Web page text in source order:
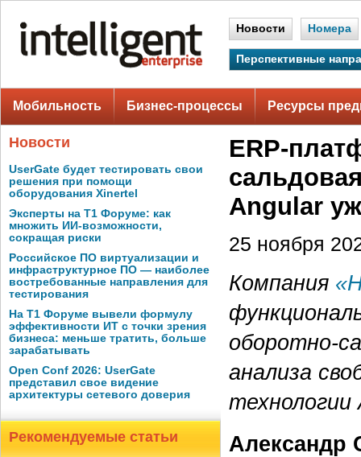
Новости Номера
Перспективные
Мобильность Бизнес-процессы Ресурсы
Новости
UserGate будет тестировать свои
решения при помощи
оборудования Xinertel
Эксперты на Т1 Форуме: как
множить ИИ-возможности,
сокращая риски
Российское ПО виртуализации и
инфраструктурное ПО — наиболее
востребованные направления для
тестирования
На Т1 Форуме вывели формулу
эффективности ИТ с точки зрения
бизнеса: меньше тратить, больше
зарабатывать
Open Conf 2026: UserGate
представил свое видение
архитектуры сетевого доверия
Рекомендуемые статьи
ERP-
Angular
25 ноября
Компания
оборотно-
анализа
технологии
Александр